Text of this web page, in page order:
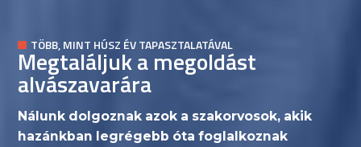
TÖBB, MINT HÚSZ ÉV TAPASZTALATÁVAL
Megtaláljuk a megoldást
alvászavarára
Nálunk dolgoznak azok a szakorvosok, akik
hazánkban legrégebb óta foglalkoznak